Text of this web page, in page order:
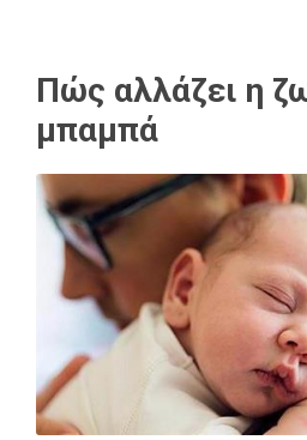
Πώς αλλάζει η
μπαμπά